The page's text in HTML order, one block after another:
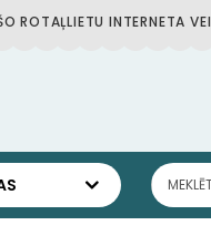
ROTAĻLIETU INTERNETA